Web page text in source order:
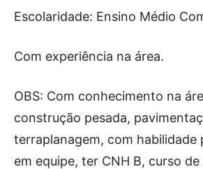
Escolaridade: Ensino Médio
Com experiência na área.
OBS: Com conhecimento na
construção pesada,
terraplanagem, com habilidade
em equipe, ter CNH B, curso